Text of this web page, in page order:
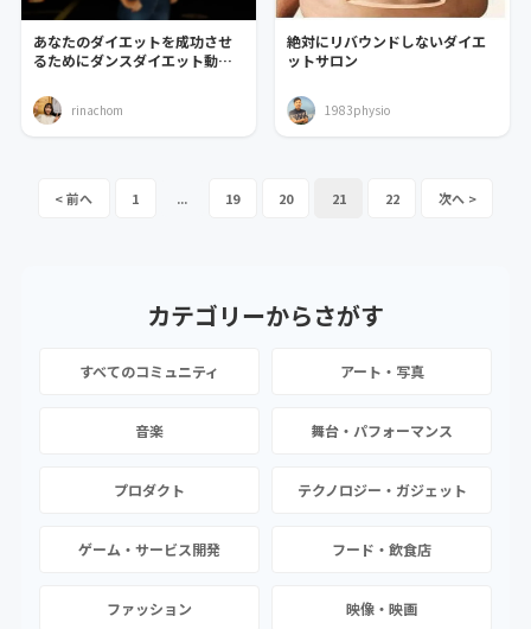
あなたのダイエットを成功させ
るためにダンスダイエット動画
rinachom
絶対にリバウンドしないダイエ
ットサロン
1983physio
1 ... 19 20 21 22
カテゴリーからさがす
すべてのコミュニティ アート・写真
音楽 舞台・パフォーマンス
プロダクト テクノロジー・ガジェット
ゲーム・サービス開発 フード・飲食店
ファッション 映像・映画